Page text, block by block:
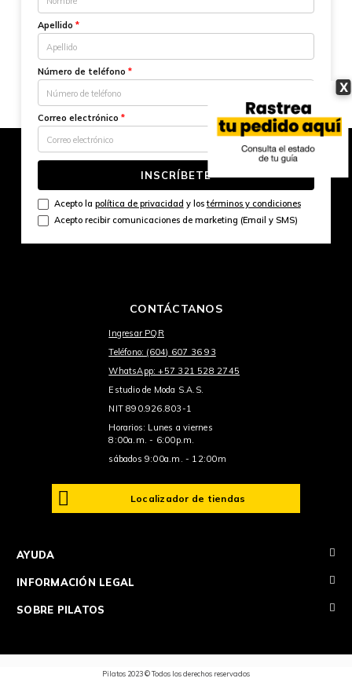
X
Apellido *
Número de teléfono *
Correo electrónico *
INSCRÍBETE
Acepto la política de privacidad y lostérminos y condiciones
Acepto recibir comunicaciones de marketing (Email y SMS)
CONTÁCTANOS
Ingresar PQR
Teléfono: (604) 607 36 93
WhatsApp: +57 321 528 2745
Estudio de Moda S.A.S.
NIT 890.926.803-1
Horarios: Lunes a viernes
8:00a.m. - 6:00p.m.
sábados 9:00a.m. - 12:00m
Localizador de tiendas
AYUDA +
INFORMACIÓN LEGAL +
SOBRE PILATOS +
Pilatos 2023 © Todos los derechos reservados